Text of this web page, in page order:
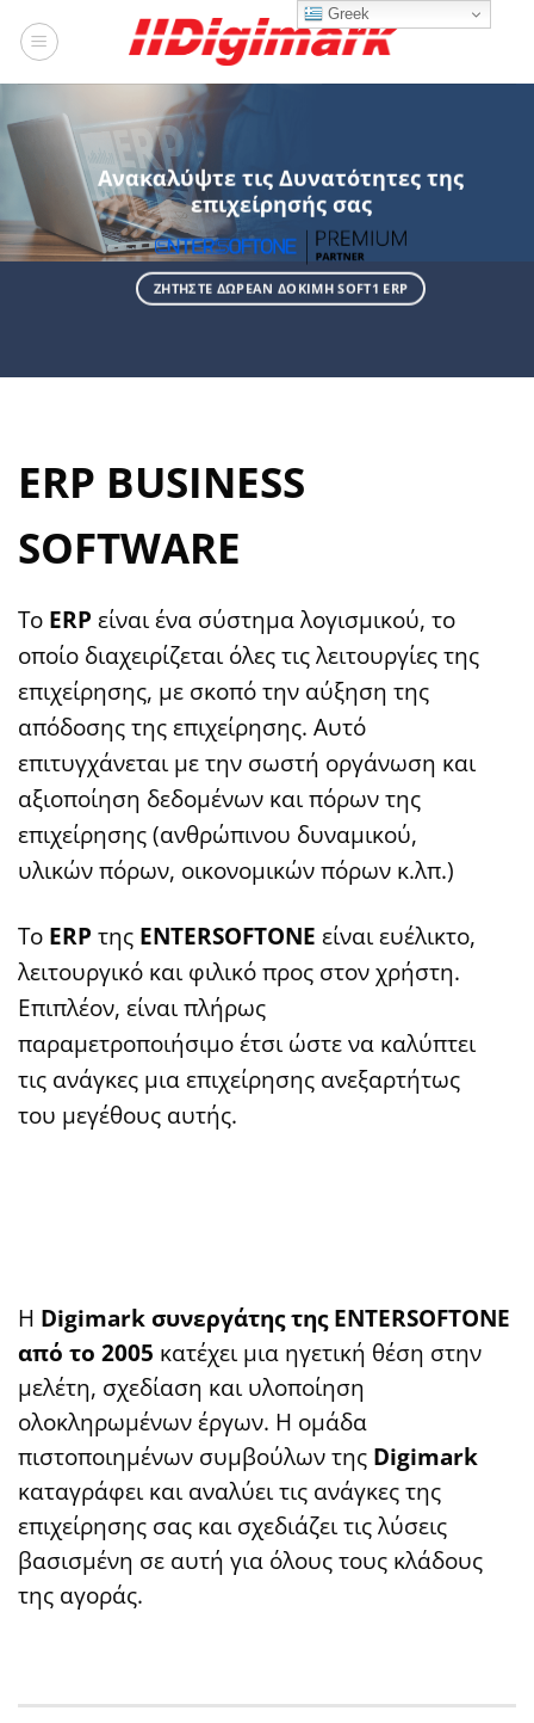
στο
Ανακαλύψτε τις Δυνατότητες της
επιχείρησής σας
ΖΗΤΗΣΤΕ ΔΩΡΕΑΝ ΔΟΚΙΜΗ SOFT1 ERP
ERP BUSINESS
SOFTWARE
Το ERP είναι ένα σύστημα λογισμικού, το
οποίο διαχειρίζεται όλες τις λειτουργίες της
επιχείρησης, με σκοπό την αύξηση της
απόδοσης της επιχείρησης. Αυτό
επιτυγχάνεται με την σωστή οργάνωση και
αξιοποίηση δεδομένων και πόρων της
επιχείρησης (ανθρώπινου δυναμικού,
υλικών πόρων, οικονομικών πόρων κ.λπ.)
Tο ERP της ENTERSOFTONE είναι ευέλικτο,
λειτουργικό και φιλικό προς στον χρήστη.
Επιπλέον, είναι πλήρως
παραμετροποιήσιμο έτσι ώστε να καλύπτει
τις ανάγκες μια επιχείρησης ανεξαρτήτως
του μεγέθους αυτής.
Η Digimark συνεργάτης της ENTERSOFTONE
από το 2005 κατέχει μια ηγετική θέση στην
μελέτη, σχεδίαση και υλοποίηση
ολοκληρωμένων έργων. Η ομάδα
πιστοποιημένων συμβούλων της Digimark
καταγράφει και αναλύει τις ανάγκες της
επιχείρησης σας και σχεδιάζει τις λύσεις
βασισμένη σε αυτή για όλους τους κλάδους
της αγοράς.
Greek